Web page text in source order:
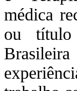
médica
ou título